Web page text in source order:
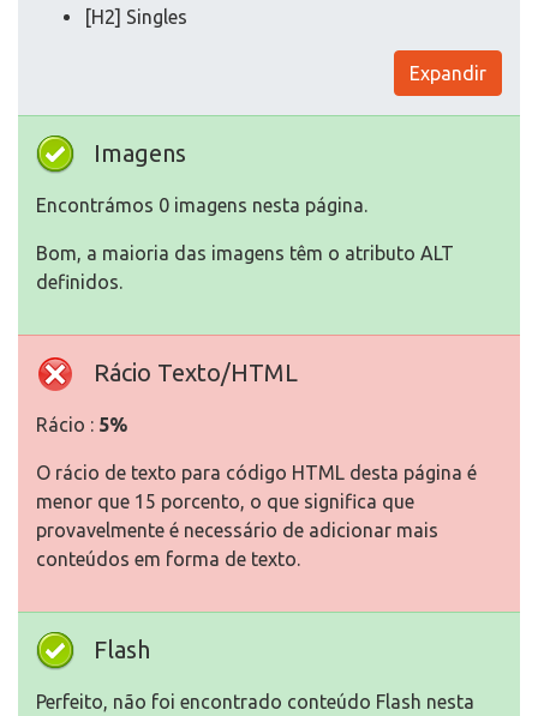
[H2] Singles
Expandir
Imagens
Encontrámos 0 imagens nesta página.
Bom, a maioria das imagens têm o atributo ALT
definidos.
Rácio Texto/HTML
Rácio : 5%
O rácio de texto para código HTML desta página é
menor que 15 porcento, o que significa que
provavelmente é necessário de adicionar mais
conteúdos em forma de texto.
Flash
Perfeito, não foi encontrado conteúdo Flash nesta